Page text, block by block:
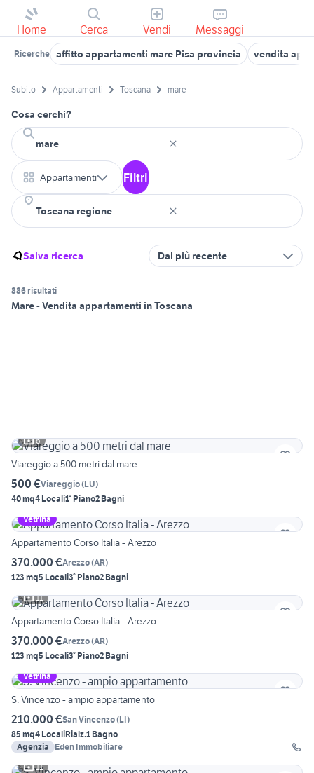
Home Cerca Vendi Messaggi
Ricerche affitto appartamenti mare Pisa provincia vendita
Subito Appartamenti Toscana mare
Cosa cerchi?
Appartamenti Filtri
Salva ricerca Dal più recente
886 risultati
Mare - Vendita appartamenti in Toscana
6
Viareggio a 500 metri dal mare
500 €Viareggio(LU)
40 mq4 Locali1° Piano2 Bagni
Vetrina
Appartamento Corso Italia - Arezzo
370.000 €Arezzo(AR)
123 mq5 Locali3° Piano2 Bagni
11
Appartamento Corso Italia - Arezzo
370.000 €Arezzo(AR)
123 mq5 Locali3° Piano2 Bagni
Vetrina
S. Vincenzo - ampio appartamento
210.000 €San Vincenzo(LI)
85 mq4 LocaliRialz.1 Bagno
Agenzia
Eden Immobiliare
11